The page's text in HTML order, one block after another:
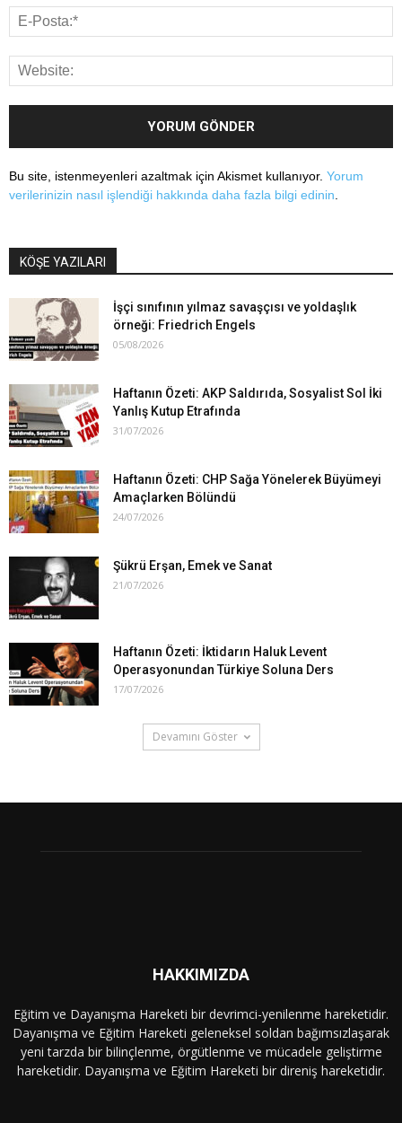
Bu site, istenmeyenleri azaltmak için Akismet kullanıyor. Yorum
verilerinizin nasıl işlendiği hakkında daha fazla bilgi edinin
KÖŞE YAZILARI
İşçi sınıfının yılmaz savaşçısı ve yoldaşlık
örneği: Friedrich Engels
05/08/2026
Haftanın Özeti: AKP Saldırıda, Sosyalist Sol İki
Yanlış Kutup Etrafında
31/07/2026
Haftanın Özeti: CHP Sağa Yönelerek Büyümeyi
Amaçlarken Bölündü
24/07/2026
Şükrü Erşan, Emek ve Sanat
21/07/2026
Haftanın Özeti: İktidarın Haluk Levent
Operasyonundan Türkiye Soluna Ders
17/07/2026
Devamını Göster
HAKKIMIZDA
Eğitim ve Dayanışma Hareketi bir devrimci-yenilenme hareketidir.
Dayanışma ve Eğitim Hareketi geleneksel soldan bağımsızlaşarak
yeni tarzda bir bilinçlenme, örgütlenme ve mücadele geliştirme
hareketidir. Dayanışma ve Eğitim Hareketi bir direniş hareketidir.